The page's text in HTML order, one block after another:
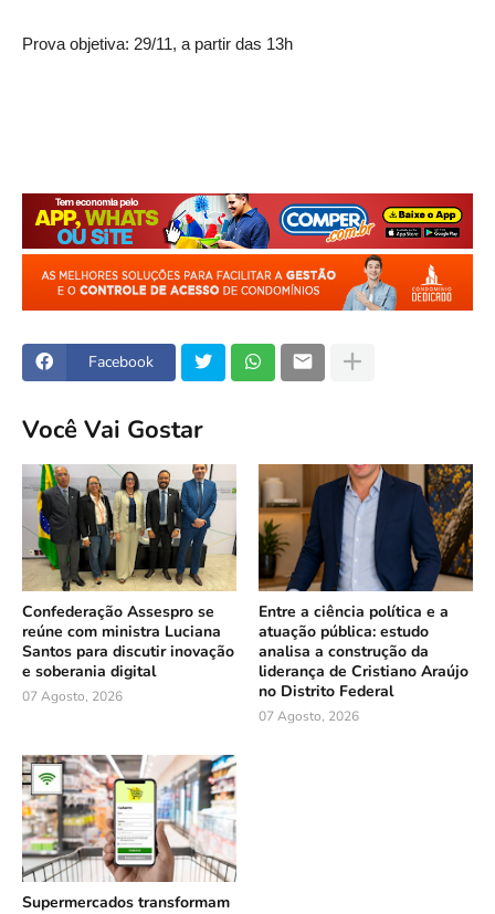
Prova objetiva: 29/11, a partir das 13h
Facebook
Você Vai Gostar
Confederação Assespro se
reúne com ministra Luciana
Santos para discutir inovação
e soberania digital
07 Agosto, 2026
Entre a ciência política e a
atuação pública: estudo
analisa a construção da
liderança de Cristiano Araújo
no Distrito Federal
07 Agosto, 2026
Supermercados transformam